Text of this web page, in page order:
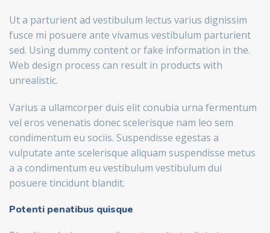
Ut a parturient ad vestibulum lectus varius dignissim
fusce mi posuere ante vivamus vestibulum parturient
sed. Using dummy content or fake information in the.
Web design process can result in products with
unrealistic.
Varius a ullamcorper duis elit conubia urna fermentum
vel eros venenatis donec scelerisque nam leo sem
condimentum eu sociis. Suspendisse egestas a
vulputate ante scelerisque aliquam suspendisse metus
a a condimentum eu vestibulum vestibulum dui
posuere tincidunt blandit.
Potenti penatibus quisque